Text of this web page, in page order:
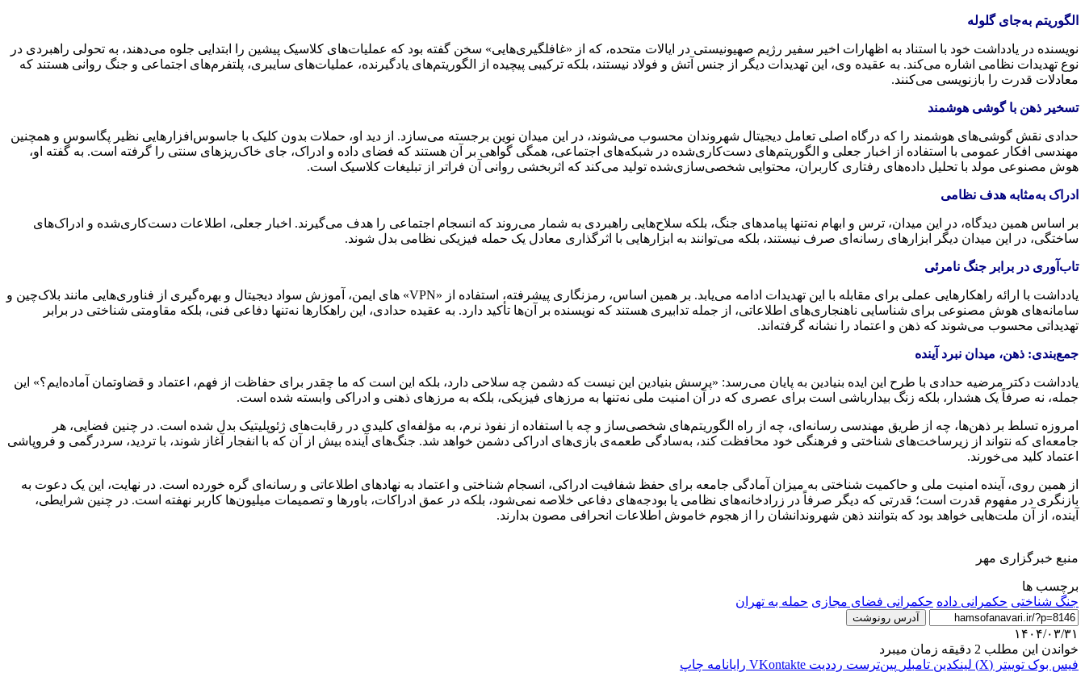
الگوریتم به‌جای گلوله
نویسنده در یادداشت خود با استناد به اظهارات اخیر سفیر رژیم صهیونیستی در ایالات متحده، که از «غافلگیری‌هایی» سخن گفته بود که عملیات‌های کلاسیک پیشین را ابتدایی جلوه می‌دهند، به تحولی راهبردی در
نوع تهدیدات نظامی اشاره می‌کند. به عقیده وی، این تهدیدات دیگر از جنس آتش و فولاد نیستند، بلکه ترکیبی پیچیده از الگوریتم‌های یادگیرنده، عملیات‌های سایبری، پلتفرم‌های اجتماعی و جنگ روانی هستند که
معادلات قدرت را بازنویسی می‌کنند.
تسخیر ذهن با گوشی هوشمند
حدادی نقش گوشی‌های هوشمند را که درگاه اصلی تعامل دیجیتال شهروندان محسوب می‌شوند، در این میدان نوین برجسته می‌سازد. از دید او، حملات بدون کلیک با جاسوس‌افزارهایی نظیر پگاسوس و همچنین
مهندسی افکار عمومی با استفاده از اخبار جعلی و الگوریتم‌های دست‌کاری‌شده در شبکه‌های اجتماعی، همگی گواهی بر آن هستند که فضای داده و ادراک، جای خاک‌ریزهای سنتی را گرفته است. به گفته او،
هوش مصنوعی مولد با تحلیل داده‌های رفتاری کاربران، محتوایی شخصی‌سازی‌شده تولید می‌کند که اثربخشی روانی آن فراتر از تبلیغات کلاسیک است.
ادراک به‌مثابه هدف نظامی
بر اساس همین دیدگاه، در این میدان، ترس و ابهام نه‌تنها پیامدهای جنگ، بلکه سلاح‌هایی راهبردی به شمار می‌روند که انسجام اجتماعی را هدف می‌گیرند. اخبار جعلی، اطلاعات دست‌کاری‌شده و ادراک‌های
ساختگی، در این میدان دیگر ابزارهای رسانه‌ای صرف نیستند، بلکه می‌توانند به ابزارهایی با اثرگذاری معادل یک حمله فیزیکی نظامی بدل شوند.
تاب‌آوری در برابر جنگ نامرئی
یادداشت با ارائه راهکارهایی عملی برای مقابله با این تهدیدات ادامه می‌یابد. بر همین اساس، رمزنگاری پیشرفته، استفاده از «VPN» های ایمن، آموزش سواد دیجیتال و بهره‌گیری از فناوری‌هایی مانند بلاک‌چین و
سامانه‌های هوش مصنوعی برای شناسایی ناهنجاری‌های اطلاعاتی، از جمله تدابیری هستند که نویسنده بر آن‌ها تأکید دارد. به عقیده حدادی، این راهکارها نه‌تنها دفاعی فنی، بلکه مقاومتی شناختی در برابر
تهدیداتی محسوب می‌شوند که ذهن و اعتماد را نشانه گرفته‌اند.
جمع‌بندی: ذهن، میدان نبرد آینده
یادداشت دکتر مرضیه حدادی با طرح این ایده بنیادین به پایان می‌رسد: «پرسش بنیادین این نیست که دشمن چه سلاحی دارد، بلکه این است که ما چقدر برای حفاظت از فهم، اعتماد و قضاوتمان آماده‌ایم؟» این
جمله، نه صرفاً یک هشدار، بلکه زنگ بیدارباشی است برای عصری که در آن امنیت ملی نه‌تنها به مرزهای فیزیکی، بلکه به مرزهای ذهنی و ادراکی وابسته شده است.
امروزه تسلط بر ذهن‌ها، چه از طریق مهندسی رسانه‌ای، چه از راه الگوریتم‌های شخصی‌ساز و چه با استفاده از نفوذ نرم، به مؤلفه‌ای کلیدی در رقابت‌های ژئوپلیتیک بدل شده است. در چنین فضایی، هر
جامعه‌ای که نتواند از زیرساخت‌های شناختی و فرهنگی خود محافظت کند، به‌سادگی طعمه‌ی بازی‌های ادراکی دشمن خواهد شد. جنگ‌های آینده بیش از آن که با انفجار آغاز شوند، با تردید، سردرگمی و فروپاشی
اعتماد کلید می‌خورند.
از همین روی، آینده امنیت ملی و حاکمیت شناختی به میزان آمادگی جامعه برای حفظ شفافیت ادراکی، انسجام شناختی و اعتماد به نهادهای اطلاعاتی و رسانه‌ای گره خورده است. در نهایت، این یک دعوت به
بازنگری در مفهوم قدرت است؛ قدرتی که دیگر صرفاً در زرادخانه‌های نظامی یا بودجه‌های دفاعی خلاصه نمی‌شود، بلکه در عمق ادراکات، باورها و تصمیمات میلیون‌ها کاربر نهفته است. در چنین شرایطی،
آینده، از آن ملت‌هایی خواهد بود که بتوانند ذهن شهروندانشان را از هجوم خاموش اطلاعات انحرافی مصون بدارند.
منبع خبرگزاری مهر
برچسب ها
جنگ شناختی حکمرانی داده حکمرانی فضای مجازی حمله به تهران
آدرس رونوشت
۱۴۰۴/۰۳/۳۱
خواندن این مطلب 2 دقیقه زمان میبرد
فیس بوک توییتر (X) لینکدین ‫تامبلر ‫پین‌ترست ‫رددیت ‫VKontakte رایانامه چاپ